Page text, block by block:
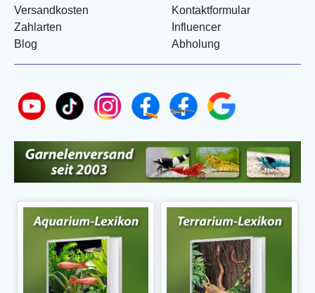
Versandkosten
Zahlarten
Blog
Kontaktformular
Influencer
Abholung